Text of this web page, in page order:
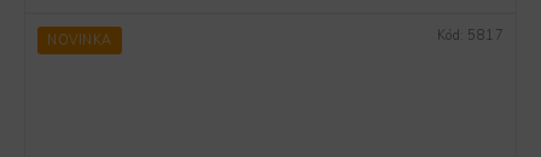
NOVINKA Kód: 5817